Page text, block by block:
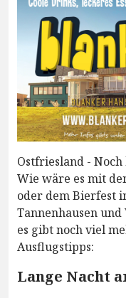
Ostfriesland -
Wie wäre es mit
oder dem Bierfest
Tannenhausen
es gibt noch viel
Ausflugstipps:
Lange Nacht